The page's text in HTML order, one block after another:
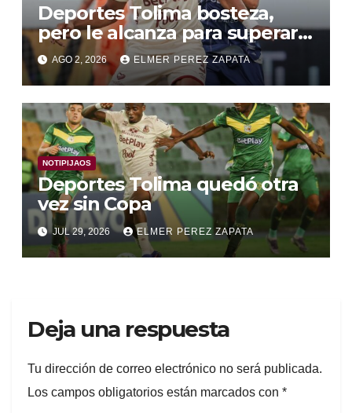
Deportes Tolima bosteza,
pero le alcanza para superar a
Alianza Valledupar 2 A 1
AGO 2, 2026 ELMER PEREZ ZAPATA
NOTIPIJAOS
Deportes Tolima quedó otra
vez sin Copa
JUL 29, 2026 ELMER PEREZ ZAPATA
Deja una respuesta
Tu dirección de correo electrónico no será publicada.
Los campos obligatorios están marcados con *